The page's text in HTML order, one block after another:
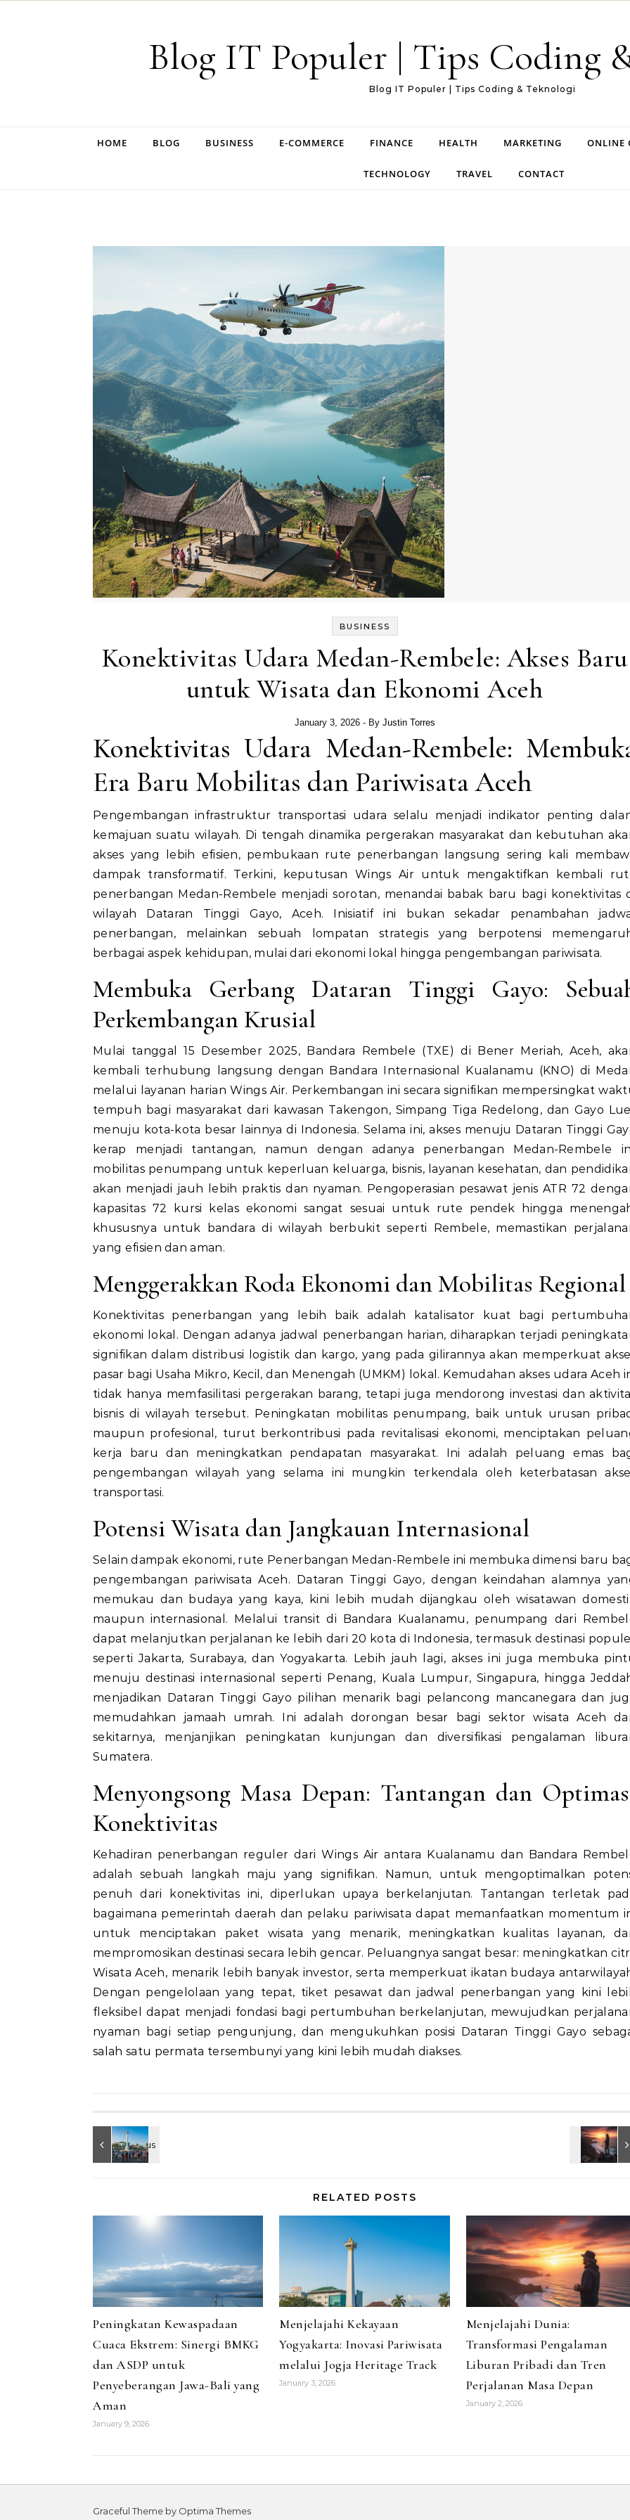
Blog IT Populer | Tips Coding
Blog IT Populer | Tips Coding & Teknologi
HOME BLOG BUSINESS E-COMMERCE FINANCE HEALTH MARKETING ONLINE
TECHNOLOGY TRAVEL CONTACT
BUSINESS
Konektivitas Udara Medan-Rembele: Akses Baru
untuk Wisata dan Ekonomi Aceh
January 3, 2026 - By Justin Torres
Konektivitas Udara Medan-Rembele:
Era Baru Mobilitas dan Pariwisata Aceh
Pengembangan infrastruktur transportasi udara selalu menjadi indikator penting
kemajuan suatu wilayah. Di tengah dinamika pergerakan masyarakat dan kebutuhan
akses yang lebih efisien, pembukaan rute penerbangan langsung sering kali
dampak transformatif. Terkini, keputusan Wings Air untuk mengaktifkan kembali
penerbangan Medan-Rembele menjadi sorotan, menandai babak baru bagi konektivitas
wilayah Dataran Tinggi Gayo, Aceh. Inisiatif ini bukan sekadar penambahan
penerbangan, melainkan sebuah lompatan strategis yang berpotensi
berbagai aspek kehidupan, mulai dari ekonomi lokal hingga pengembangan pariwisata.
Membuka Gerbang Dataran Tinggi Gayo:
Perkembangan Krusial
Mulai tanggal 15 Desember 2025, Bandara Rembele (TXE) di Bener Meriah, Aceh,
kembali terhubung langsung dengan Bandara Internasional Kualanamu (KNO) di
melalui layanan harian Wings Air. Perkembangan ini secara signifikan mempersingkat
tempuh bagi masyarakat dari kawasan Takengon, Simpang Tiga Redelong, dan Gayo
menuju kota-kota besar lainnya di Indonesia. Selama ini, akses menuju Dataran Tinggi
kerap menjadi tantangan, namun dengan adanya penerbangan Medan-Rembele
mobilitas penumpang untuk keperluan keluarga, bisnis, layanan kesehatan, dan
akan menjadi jauh lebih praktis dan nyaman. Pengoperasian pesawat jenis ATR 72
kapasitas 72 kursi kelas ekonomi sangat sesuai untuk rute pendek hingga
khususnya untuk bandara di wilayah berbukit seperti Rembele, memastikan
yang efisien dan aman.
Menggerakkan Roda Ekonomi dan Mobilitas Regional
Konektivitas penerbangan yang lebih baik adalah katalisator kuat bagi
ekonomi lokal. Dengan adanya jadwal penerbangan harian, diharapkan terjadi
signifikan dalam distribusi logistik dan kargo, yang pada gilirannya akan memperkuat
pasar bagi Usaha Mikro, Kecil, dan Menengah (UMKM) lokal. Kemudahan akses udara Aceh
tidak hanya memfasilitasi pergerakan barang, tetapi juga mendorong investasi dan
bisnis di wilayah tersebut. Peningkatan mobilitas penumpang, baik untuk urusan
maupun profesional, turut berkontribusi pada revitalisasi ekonomi, menciptakan
kerja baru dan meningkatkan pendapatan masyarakat. Ini adalah peluang emas
pengembangan wilayah yang selama ini mungkin terkendala oleh keterbatasan
transportasi.
Potensi Wisata dan Jangkauan Internasional
Selain dampak ekonomi, rute Penerbangan Medan-Rembele ini membuka dimensi baru
pengembangan pariwisata Aceh. Dataran Tinggi Gayo, dengan keindahan alamnya
memukau dan budaya yang kaya, kini lebih mudah dijangkau oleh wisatawan
maupun internasional. Melalui transit di Bandara Kualanamu, penumpang dari
dapat melanjutkan perjalanan ke lebih dari 20 kota di Indonesia, termasuk destinasi
seperti Jakarta, Surabaya, dan Yogyakarta. Lebih jauh lagi, akses ini juga membuka
menuju destinasi internasional seperti Penang, Kuala Lumpur, Singapura, hingga
menjadikan Dataran Tinggi Gayo pilihan menarik bagi pelancong mancanegara dan
memudahkan jamaah umrah. Ini adalah dorongan besar bagi sektor wisata Aceh
sekitarnya, menjanjikan peningkatan kunjungan dan diversifikasi pengalaman
Sumatera.
Menyongsong Masa Depan: Tantangan dan
Konektivitas
Kehadiran penerbangan reguler dari Wings Air antara Kualanamu dan Bandara
adalah sebuah langkah maju yang signifikan. Namun, untuk mengoptimalkan
penuh dari konektivitas ini, diperlukan upaya berkelanjutan. Tantangan terletak
bagaimana pemerintah daerah dan pelaku pariwisata dapat memanfaatkan momentum
untuk menciptakan paket wisata yang menarik, meningkatkan kualitas layanan,
mempromosikan destinasi secara lebih gencar. Peluangnya sangat besar: meningkatkan
Wisata Aceh, menarik lebih banyak investor, serta memperkuat ikatan budaya
Dengan pengelolaan yang tepat, tiket pesawat dan jadwal penerbangan yang kini
fleksibel dapat menjadi fondasi bagi pertumbuhan berkelanjutan, mewujudkan
nyaman bagi setiap pengunjung, dan mengukuhkan posisi Dataran Tinggi Gayo
salah satu permata tersembunyi yang kini lebih mudah diakses.
RELATED POSTS
Peningkatan Kewaspadaan
Cuaca Ekstrem: Sinergi BMKG
dan ASDP untuk
Penyeberangan Jawa-Bali yang
Aman
January 9, 2026
Menjelajahi Kekayaan
Yogyakarta: Inovasi Pariwisata
melalui Jogja Heritage Track
January 3, 2026
Menjelajahi Dunia:
Transformasi Pengalaman
Liburan Pribadi dan Tren
Perjalanan Masa Depan
January 2, 2026
Graceful Theme by Optima Themes